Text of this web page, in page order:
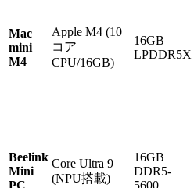
Mac
mini
M4
Apple M4 (10
コア
CPU/16GB)
16GB
LPDDR5X
Beelink
Mini
Core Ultra 9
(NPU搭載)
16GB
DDR5-